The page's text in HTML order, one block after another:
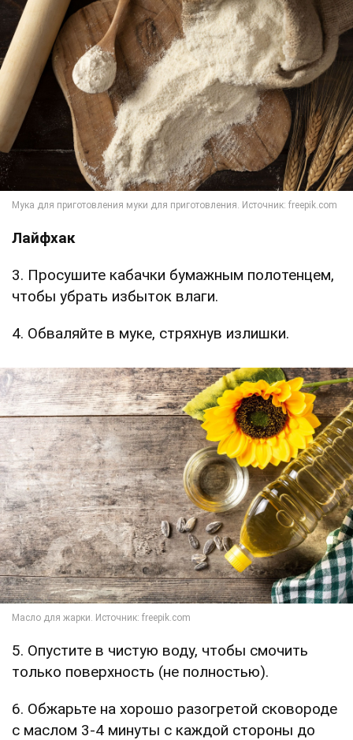
Лайфхак
3. Просушите кабачки бумажным полотенцем,
чтобы убрать избыток влаги.
4. Обваляйте в муке, стряхнув излишки.
5. Опустите в чистую воду, чтобы смочить
только поверхность (не полностью).
6. Обжарьте на хорошо разогретой сковороде
с маслом 3-4 минуты с каждой стороны до